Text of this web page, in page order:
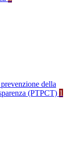
della
(PTPCT) 1